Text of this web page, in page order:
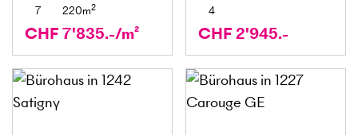
7 220m2
CHF 7'835.-/m²
4
CHF 2'945.-